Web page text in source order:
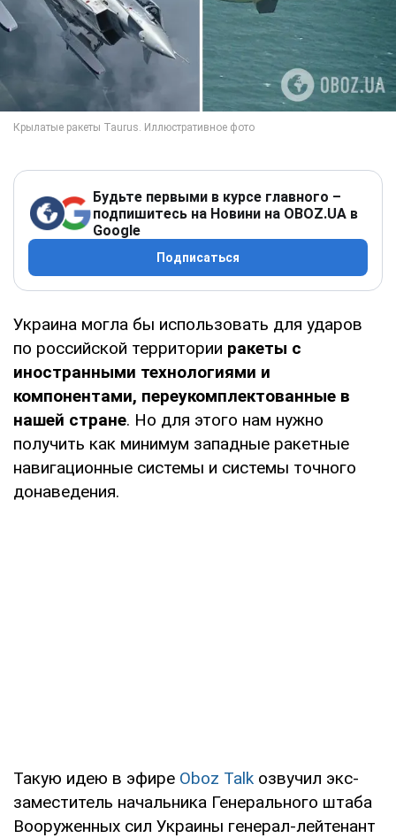
Будьте первыми в курсе главного –
подпишитесь на Новини на OBOZ.UA в
Google
Подписаться
Украина могла бы использовать для ударов
по российской территории ракеты с
иностранными технологиями и
компонентами, переукомплектованные в
нашей стране. Но для этого нам нужно
получить как минимум западные ракетные
навигационные системы и системы точного
донаведения.
Такую идею в эфире Oboz Talk озвучил экс-
заместитель начальника Генерального штаба
Вооруженных сил Украины генерал-лейтенант